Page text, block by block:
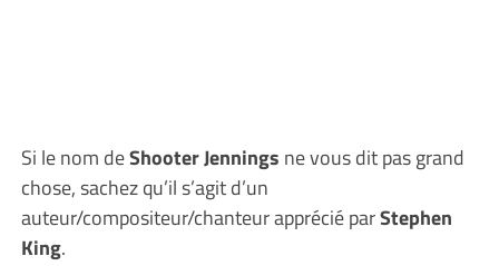
Si le nom deShooter Jennings ne vous dit pas grand
chose, sachez qu’il s’agit d’un
auteur/compositeur/chanteur apprécié parStephen
King.